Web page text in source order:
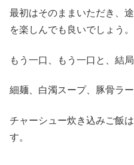
最初はそのままいただき、
を楽しんでも良いでしょう。
もう一口、もう一口と、結
細麺、白濁スープ、豚骨ラ
チャーシュー炊き込みご飯
す。